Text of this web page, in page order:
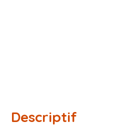
Descriptif